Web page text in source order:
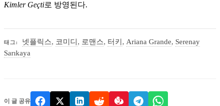
Kimler Geçti로 방영된다.
태그: 넷플릭스, 코미디 , 로맨스, 터키 , Ariana Grande, Serenay
Sarıkaya
이 글 공유